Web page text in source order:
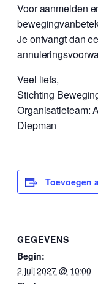
Voor aanmelden
Je ontvangt dan
Veel liefs,
Stichting
Organisatieteam:
Diepman
Toevoegen
GEGEVENS
Begin:
2 juli 2027 @ 10:00